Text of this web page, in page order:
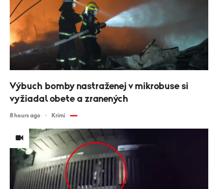
Výbuch bomby nastraženej v mikrobuse si
vyžiadal obete a zranených
8 hours ago Krimi